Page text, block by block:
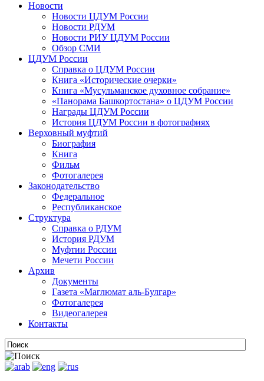
Новости
Новости ЦДУМ России
Новости РДУМ
Новости РИУ ЦДУМ России
Обзор СМИ
ЦДУМ России
Справка о ЦДУМ России
Книга «Исторические очерки»
Книга «Мусульманское духовное собрание»
«Панорама Башкортостана» о ЦДУМ России
Награды ЦДУМ России
История ЦДУМ России в фотографиях
Верховный муфтий
Биография
Книга
Фильм
Фотогалерея
Законодательство
Федеральное
Республиканское
Структура
Справка о РДУМ
История РДУМ
Муфтии России
Мечети России
Архив
Документы
Газета «Маглюмат аль-Булгар»
Фотогалерея
Видеогалерея
Контакты